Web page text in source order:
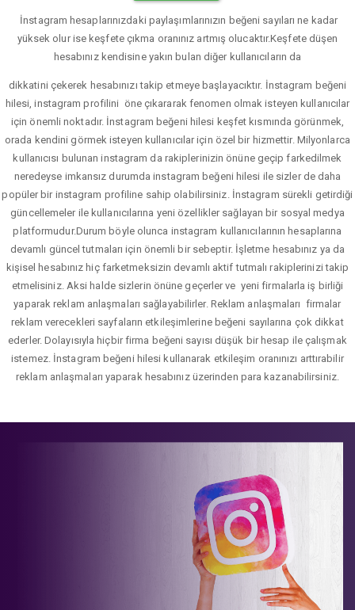
İnstagram hesaplarınızdaki paylaşımlarınızın beğeni sayıları ne kadar
yüksek olur ise keşfete çıkma oranınız artmış olucaktır.Keşfete düşen
hesabınız kendisine yakın bulan diğer kullanıcıların da
dikkatini çekerek hesabınızı takip etmeye başlayacıktır. İnstagram beğeni
hilesi, instagram profilini öne çıkararak fenomen olmak isteyen kullanıcılar
için önemli noktadır. İnstagram beğeni hilesi keşfet kısmında görünmek,
orada kendini görmek isteyen kullanıcılar için özel bir hizmettir. Milyonlarca
kullanıcısı bulunan instagram da rakiplerinizin önüne geçip farkedilmek
neredeyse imkansız durumda instagram beğeni hilesi ile sizler de daha
popüler bir instagram profiline sahip olabilirsiniz. İnstagram sürekli getirdiği
güncellemeler ile kullanıcılarına yeni özellikler sağlayan bir sosyal medya
platformudur.Durum böyle olunca instagram kullanıcılarının hesaplarına
devamlı güncel tutmaları için önemli bir sebeptir. İşletme hesabınız ya da
kişisel hesabınız hiç farketmeksizin devamlı aktif tutmalı rakiplerinizi takip
etmelisiniz. Aksi halde sizlerin önüne geçerler ve yeni firmalarla iş birliği
yaparak reklam anlaşmaları sağlayabilirler. Reklam anlaşmaları firmalar
reklam verecekleri sayfaların etkileşimlerine beğeni sayılarına çok dikkat
ederler. Dolayısıyla hiçbir firma beğeni sayısı düşük bir hesap ile çalışmak
istemez. İnstagram beğeni hilesi kullanarak etkileşim oranınızı arttırabilir
reklam anlaşmaları yaparak hesabınız üzerinden para kazanabilirsiniz.